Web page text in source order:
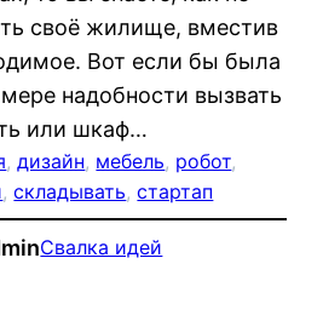
своё жилище, вместив
Вот если бы была
надобности вызвать
или шкаф…
, дизайн, мебель, робот
, складывать, стартап
Свалка идей